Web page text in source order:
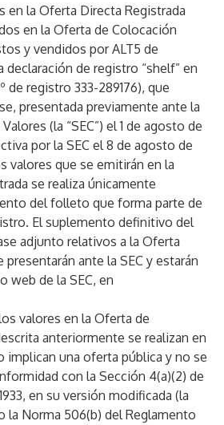
en la Oferta Directa Registrada
en la Oferta de Colocación
y vendidos por ALT5 de
de registro “shelf” en
de registro 333-289176), que
presentada previamente ante la
(la “SEC”) el 1 de agosto de
por la SEC el 8 de agosto de
valores que se emitirán en la
se realiza únicamente
del folleto que forma parte de
El suplemento definitivo del
adjunto relativos a la Oferta
presentarán ante la SEC y estarán
web de la SEC, en
valores en la Oferta de
anteriormente se realizan en
implican una oferta pública y no se
con la Sección 4(a)(2) de
en su versión modificada (la
la Norma 506(b) del Reglamento